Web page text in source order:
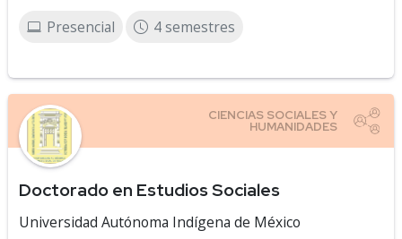
Presencial 4 semestres
Doctorado en Estudios Sociales
Universidad Autónoma Indígena de México